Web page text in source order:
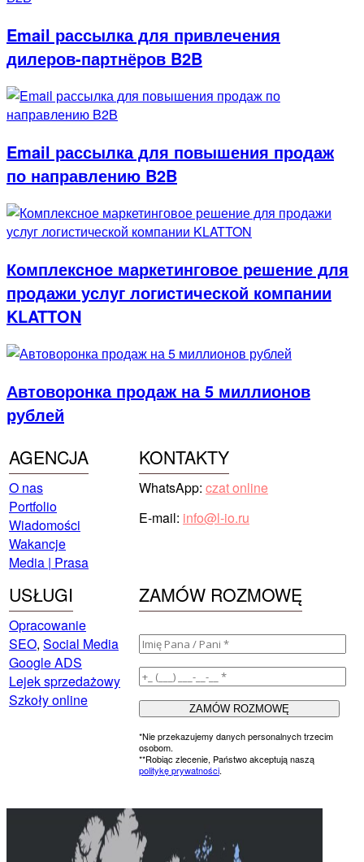
Email рассылка для привлечения
дилеров-партнёров B2B
Email рассылка для повышения продаж
по направлению B2B
Комплексное маркетинговое решение для
продажи услуг логистической компании
KLATTON
Автоворонка продаж на 5 миллионов
рублей
AGENCJA KONTAKTY
O nas
Portfolio
Wiadomości
Wakancje
Media | Prasa
WhatsApp: czat online
E-mail: info@l-io.ru
USŁUGI ZAMÓW ROZMOWĘ
Opracowanie
SEO, Social Media
Google ADS
Lejek sprzedażowy
Szkoły online
*Nie przekazujemy danych personalnych trzecim
osobom.
**Robiąc zlecenie, Państwo akceptują naszą
politykę prywatności.